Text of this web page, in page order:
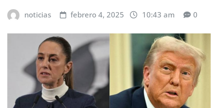
noticias febrero 4, 2025 10:43 am 0